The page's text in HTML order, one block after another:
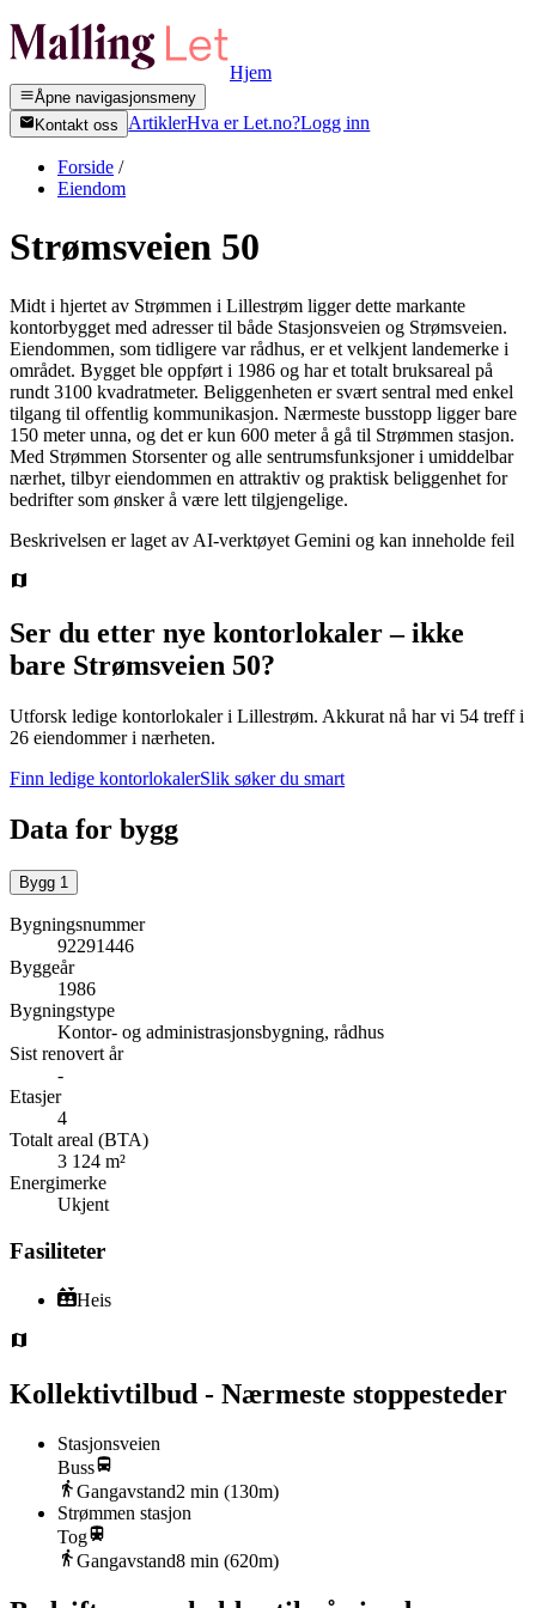
Hjem
Åpne navigasjonsmeny
Kontakt oss
ArtiklerHva er Let.no?Logg inn
Forside /
Eiendom
Strømsveien 50
Midt i hjertet av Strømmen i Lillestrøm ligger dette markante
kontorbygget med adresser til både Stasjonsveien og Strømsveien.
Eiendommen, som tidligere var rådhus, er et velkjent landemerke i
området. Bygget ble oppført i 1986 og har et totalt bruksareal på
rundt 3100 kvadratmeter. Beliggenheten er svært sentral med enkel
tilgang til offentlig kommunikasjon. Nærmeste busstopp ligger bare
150 meter unna, og det er kun 600 meter å gå til Strømmen stasjon.
Med Strømmen Storsenter og alle sentrumsfunksjoner i umiddelbar
nærhet, tilbyr eiendommen en attraktiv og praktisk beliggenhet for
bedrifter som ønsker å være lett tilgjengelige.
Beskrivelsen er laget av AI-verktøyet Gemini og kan inneholde feil
Ser du etter nye kontorlokaler – ikke
bare Strømsveien 50?
Utforsk ledige kontorlokaler i Lillestrøm. Akkurat nå har vi 54 treff i
26 eiendommer i nærheten.
Finn ledige kontorlokalerSlik søker du smart
Data for bygg
Bygg 1
Bygningsnummer
92291446
Byggeår
1986
Bygningstype
Kontor- og administrasjonsbygning, rådhus
Sist renovert år
-
Etasjer
4
Totalt areal (BTA)
3 124 m²
Energimerke
Ukjent
Fasiliteter
Heis
Kollektivtilbud - Nærmeste stoppesteder
Stasjonsveien
Buss
Gangavstand2 min (130m)
Strømmen stasjon
Tog
Gangavstand8 min (620m)